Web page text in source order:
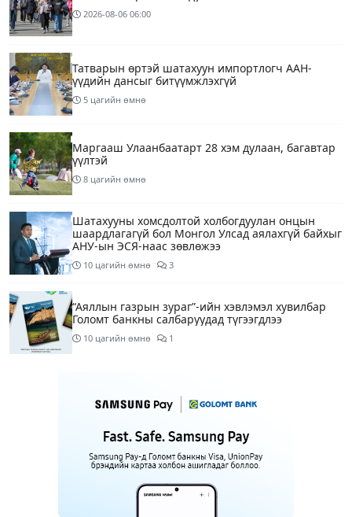
2026-08-06 06:00
Татварын өртэй шатахуун импортлогч ААН-
үүдийн дансыг битүүмжлэхгүй
5 цагийн өмнө
Маргааш Улаанбаатарт 28 хэм дулаан, багавтар
үүлтэй
8 цагийн өмнө
Шатахууны хомсдолтой холбогдуулан онцын
шаардлагагүй бол Монгол Улсад аялахгүй байхыг
АНУ-ын ЭСЯ-наас зөвлөжээ
10 цагийн өмнө 3
“Аяллын газрын зураг”-ийн хэвлэмэл хувилбар
Голомт банкны салбаруудад түгээгдлээ
10 цагийн өмнө 1
дарга Б.Пүрэвдагвыг өөрийн биеэр онцгойлон
анхаарахыг үүрэг болголоо
Бүх шатанд хэмнэлтийн горимд шилжиж, найр
наадам, зөвлөгөөн, гадаад томилолтыг